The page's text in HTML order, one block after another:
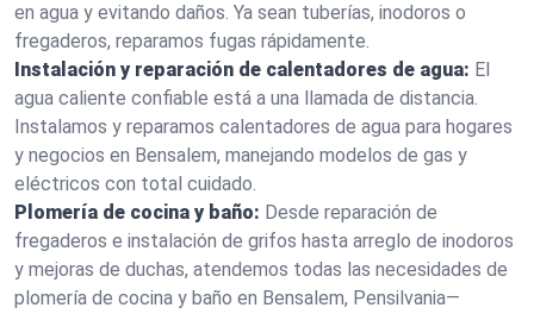
en agua y evitando daños. Ya sean tuberías, inodoros o
fregaderos, reparamos fugas rápidamente.
Instalación y reparación de calentadores de agua: El
agua caliente confiable está a una llamada de distancia.
Instalamos y reparamos calentadores de agua para hogares
y negocios en Bensalem, manejando modelos de gas y
eléctricos con total cuidado.
Plomería de cocina y baño: Desde reparación de
fregaderos e instalación de grifos hasta arreglo de inodoros
y mejoras de duchas, atendemos todas las necesidades de
plomería de cocina y baño en Bensalem, Pensilvania—